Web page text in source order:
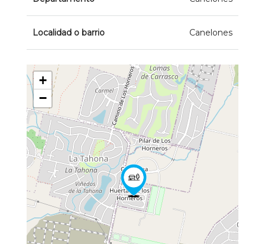
Localidad o barrio Canelones
+
−